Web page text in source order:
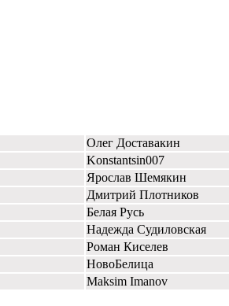
Олег Доставакин
Konstantsin007
Ярослав Шемякин
Дмитрий Плотников
Белая Русь
Надежда Судиловская
Роман Киселев
НовоБелица
Maksim Imanov